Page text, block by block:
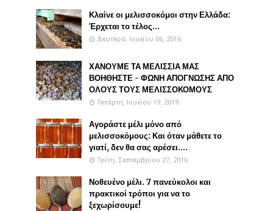
Κλαίνε οι μελισσοκόμοι στην Ελλάδα:
Έρχεται το τέλος...
Δευτέρα, Ιουνίου 06, 2016
ΧΑΝΟΥΜΕ ΤΑ ΜΕΛΙΣΣΙΑ ΜΑΣ
ΒΟΗΘΗΣΤΕ - ΦΩΝΗ ΑΠΟΓΝΩΣΗΣ ΑΠΟ
ΟΛΟΥΣ ΤΟΥΣ ΜΕΛΙΣΣΟΚΟΜΟΥΣ
Τετάρτη, Ιουνίου 19, 2019
Αγοράστε μέλι μόνο από
μελισσοκόμους: Και όταν μάθετε το
γιατί, δεν θα σας αρέσει....
Τρίτη, Σεπτεμβρίου 27, 2016
Νοθευένο μέλι. 7 πανεύκολοι και
πρακτικοί τρόποι για να το
ξεχωρίσουμε!